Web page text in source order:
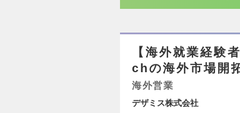
【海外就業経験
chの海外市場開
海外営業
デザミス株式会社